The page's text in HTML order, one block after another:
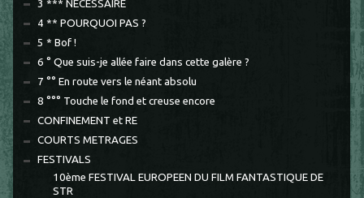
3 *** NECESSAIRE
4 ** POURQUOI PAS ?
5 * Bof !
6 ° Que suis-je allée faire dans cette galère ?
7 °° En route vers le néant absolu
8 °°° Touche le fond et creuse encore
CONFINEMENT et RE
COURTS METRAGES
FESTIVALS
10ème FESTIVAL EUROPEEN DU FILM FANTASTIQUE DE
STR